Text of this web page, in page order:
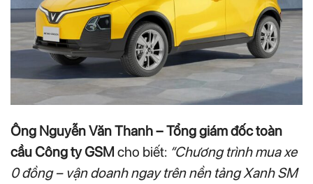
Ông Nguyễn Văn Thanh – Tổng giám đốc toàn
cầu Công ty GSM cho biết: “Chương trình mua xe
0 đồng – vận doanh ngay trên nền tảng Xanh SM